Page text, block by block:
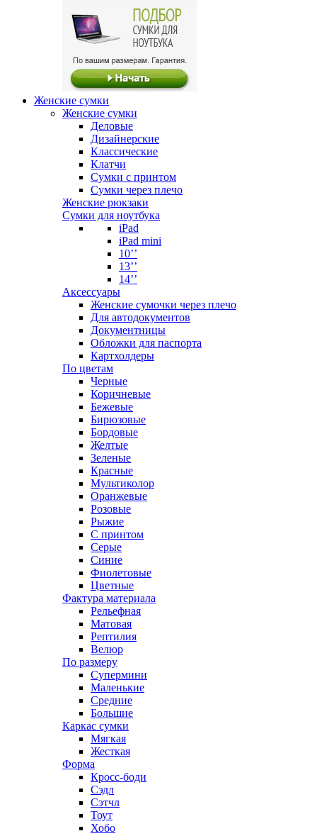
Женские сумки
Женские сумки
Деловые
Дизайнерские
Классические
Клатчи
Сумки с принтом
Сумки через плечо
Женские рюкзаки
Сумки для ноутбука
iPad
iPad mini
10’’
13’’
14’’
Аксессуары
Женские сумочки через плечо
Для автодокументов
Документницы
Обложки для паспорта
Картхолдеры
По цветам
Черные
Коричневые
Бежевые
Бирюзовые
Бордовые
Желтые
Зеленые
Красные
Мультиколор
Оранжевые
Розовые
Рыжие
С принтом
Серые
Синие
Фиолетовые
Цветные
Фактура материала
Рельефная
Матовая
Рептилия
Велюр
По размеру
Супермини
Маленькие
Средние
Большие
Каркас сумки
Мягкая
Жесткая
Форма
Кросс-боди
Сэдл
Сэтчл
Тоут
Хобо